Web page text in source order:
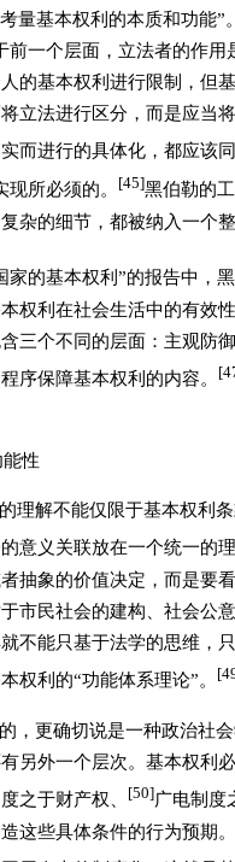
量基本权利的本质和功能
前一个层面，立法者的作
的基本权利进行限制，但
立法进行区分，而是应当
而进行的具体化，都应该
所必须的。
[45]黑伯勒的
杂的细节，都被纳入一个
家的基本权利”的报告中，
权利在社会生活中的有效
三个不同的层面：主观防
序保障基本权利的内容。
性
理解不能仅限于基本权利
意义关联放在一个统一的
抽象的价值决定，而是要
市民社会的建构、社会公
不能只基于法学的思维，
权利的“功能体系理论”。
，更确切说是一种政治社
另外一个层次。基本权利
之于财产权、
[50]广电制度
这些具体条件的行为预期